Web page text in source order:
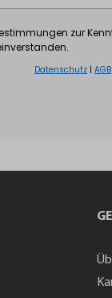
zur
Datenschutz | AGB